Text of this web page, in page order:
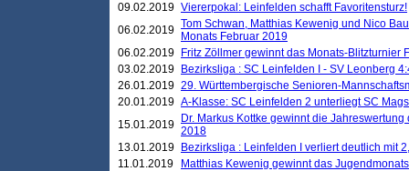
09.02.2019 Viererpokal: Leinfelden schafft Favoritensturz!
06.02.2019 Tom Schwan, Matthias Kewenig und Nico
Monats Februar 2019
06.02.2019
Fritz Zöllmer gewinnt das Monats-Blitzturnier
03.02.2019
Bezirksliga : SC Leinfelden I - SV Leonberg
26.01.2019 29. Württembergische Senioren-
20.01.2019 A-Klasse: SC Leinfelden 2 unterliegt SC
15.01.2019
Dr. Markus Kottke gewinnt die
2018
13.01.2019
Bezirksliga : Leinfelden I verliert deutlich mit
11.01.2019
Matthias Kewenig gewinnt das